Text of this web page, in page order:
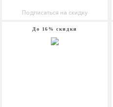
Подписаться на скидку
До 16% скидки